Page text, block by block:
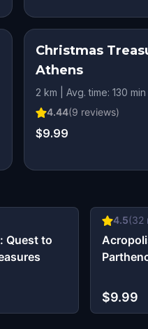
Christmas
Athens
2 km | Avg. time: 130 min
4.44(9 reviews)
$9.99
Quest to
4.5(32
$9.99